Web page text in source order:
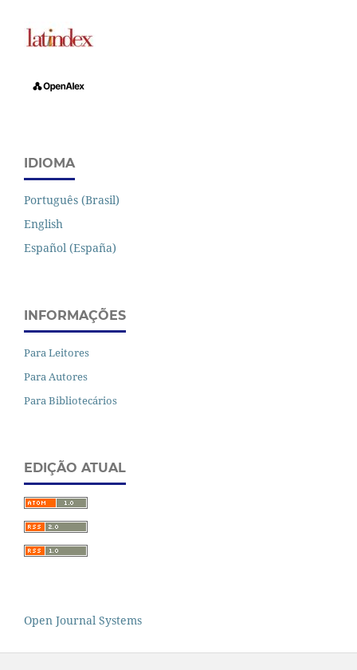
IDIOMA
Português (Brasil)
English
Español (España)
INFORMAÇÕES
Para Leitores
Para Autores
Para Bibliotecários
EDIÇÃO ATUAL
Open Journal Systems